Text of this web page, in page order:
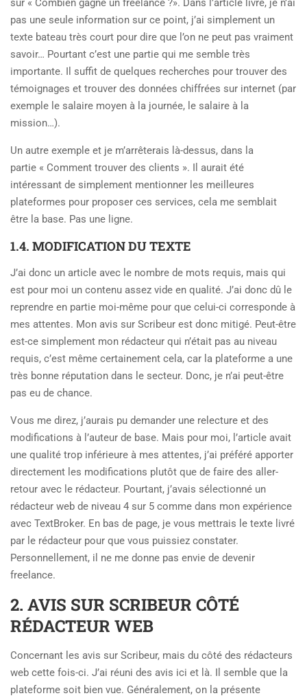
sur « Combien gagne un freelance ?». Dans l’article livré, je n’ai
pas une seule information sur ce point, j’ai simplement un
texte bateau très court pour dire que l’on ne peut pas vraiment
savoir… Pourtant c’est une partie qui me semble très
importante. Il suffit de quelques recherches pour trouver des
témoignages et trouver des données chiffrées sur internet (par
exemple le salaire moyen à la journée, le salaire à la
mission…).
Un autre exemple et je m’arrêterais là-dessus, dans la
partie « Comment trouver des clients ». Il aurait été
intéressant de simplement mentionner les meilleures
plateformes pour proposer ces services, cela me semblait
être la base. Pas une ligne.
1.4. MODIFICATION DU TEXTE
J’ai donc un article avec le nombre de mots requis, mais qui
est pour moi un contenu assez vide en qualité. J’ai donc dû le
reprendre en partie moi-même pour que celui-ci corresponde à
mes attentes. Mon avis sur Scribeur est donc mitigé. Peut-être
est-ce simplement mon rédacteur qui n’était pas au niveau
requis, c’est même certainement cela, car la plateforme a une
très bonne réputation dans le secteur. Donc, je n’ai peut-être
pas eu de chance.
Vous me direz, j’aurais pu demander une relecture et des
modifications à l’auteur de base. Mais pour moi, l’article avait
une qualité trop inférieure à mes attentes, j’ai préféré apporter
directement les modifications plutôt que de faire des aller-
retour avec le rédacteur. Pourtant, j’avais sélectionné un
rédacteur web de niveau 4 sur 5 comme dans mon expérience
avec TextBroker. En bas de page, je vous mettrais le texte livré
par le rédacteur pour que vous puissiez constater.
Personnellement, il ne me donne pas envie de devenir
freelance.
2. AVIS SUR SCRIBEUR CÔTÉ
RÉDACTEUR WEB
Concernant les avis sur Scribeur, mais du côté des rédacteurs
web cette fois-ci. J’ai réuni des avis ici et là. Il semble que la
plateforme soit bien vue. Généralement, on la présente